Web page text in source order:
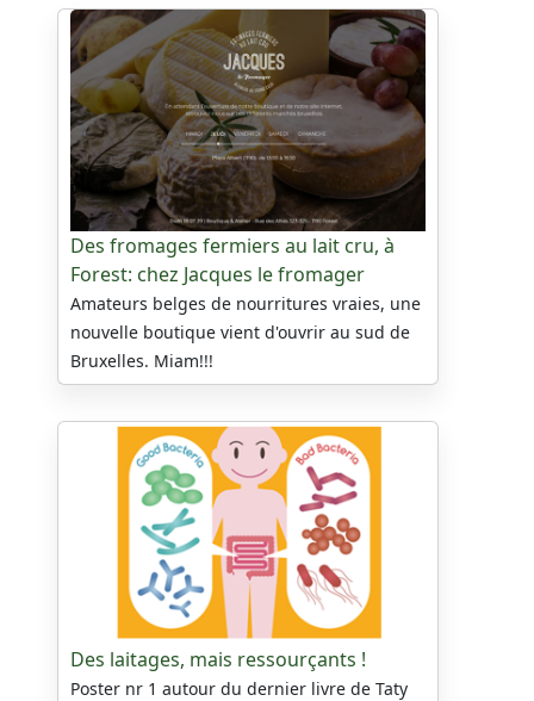
Des fromages fermiers au lait cru, à
Forest: chez Jacques le fromager
Amateurs belges de nourritures vraies, une
nouvelle boutique vient d'ouvrir au sud de
Bruxelles. Miam!!!
Des laitages, mais ressourçants !
Poster nr 1 autour du dernier livre de Taty